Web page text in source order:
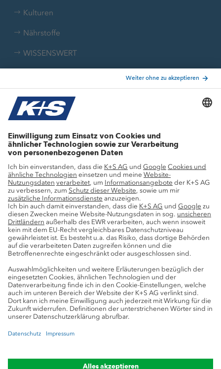
Kulturen
Nährstoffe
WISSENSWERT
Wissen erleben und anwenden
Podcast
Webinare
Video-Tutorials
1x1 der Mangelsymptome
Liebig-Nährstoff-Kalkulator
Nährstoffumrechner
Landwirtschaftliches Know-how
Forschung
Beratung
Datenschutz Cookie-Einstellungen Impressum